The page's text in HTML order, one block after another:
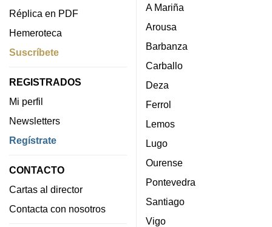
Réplica en PDF
Hemeroteca
Suscríbete
REGISTRADOS
Mi perfil
Newsletters
Regístrate
CONTACTO
Cartas al director
Contacta con nosotros
A Mariña
Arousa
Barbanza
Carballo
Deza
Ferrol
Lemos
Lugo
Ourense
Pontevedra
Santiago
Vigo